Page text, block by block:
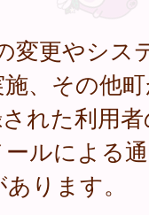
更やシス
、その他
れた利用
ルによる
ります。